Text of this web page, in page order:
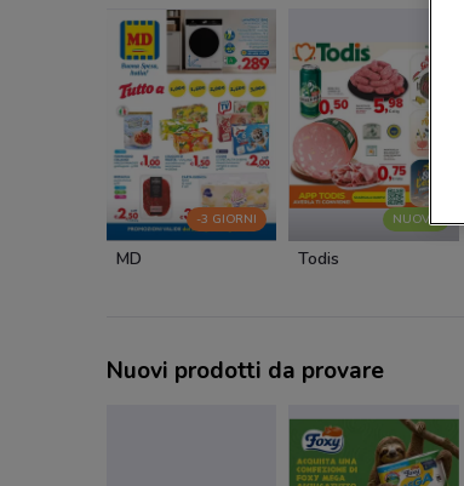
-3 GIORNI
MD
NUOVO
Todis
Nuovi prodotti da provare